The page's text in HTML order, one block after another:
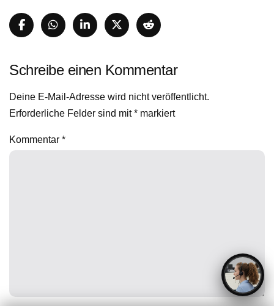
Schreibe einen Kommentar
Deine E-Mail-Adresse wird nicht veröffentlicht.
Erforderliche Felder sind mit* markiert
Kommentar *